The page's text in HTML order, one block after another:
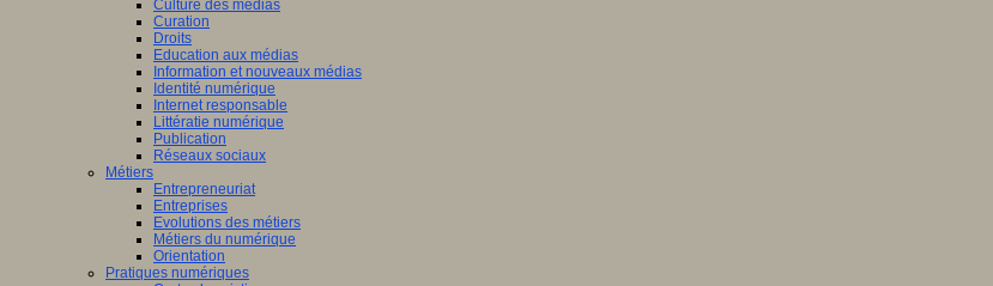
Culture des médias
Curation
Droits
Education aux médias
Information et nouveaux médias
Identité numérique
Internet responsable
Littératie numérique
Publication
Réseaux sociaux
Métiers
Entrepreneuriat
Entreprises
Evolutions des métiers
Métiers du numérique
Orientation
Pratiques numériques